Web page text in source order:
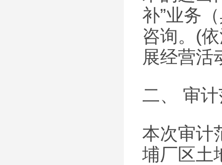
补”业务
咨询。(
展经营活
二、 审
本次审计
埔厂区土